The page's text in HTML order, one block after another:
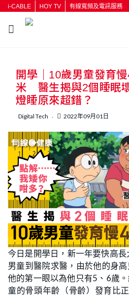
i-CABLE HOY TV 有線寬頻及電訊服務
按輸入鍵開始搜
開學｜10歲男童發育
米 醫生揭與2個睡眠
燈睡原來超錯？
Digital Tech 2022年09月01日
今日是開學日，新一年要快高
男童到醫院求醫，由於他的身
他的第一眼以為他只有5、6歲
童的骨頭年齡（骨齡）發育比